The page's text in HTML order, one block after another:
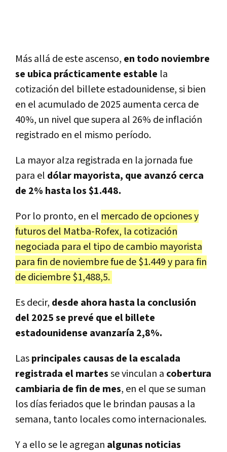
Más allá de este ascenso, en todo noviembre
se ubica prácticamente estable la
cotización del billete estadounidense, si bien
en el acumulado de 2025 aumenta cerca de
40%, un nivel que supera al 26% de inflación
registrado en el mismo período.
La mayor alza registrada en la jornada fue
para el dólar mayorista, que avanzó cerca
de 2% hasta los $1.448.
Por lo pronto, en el mercado de opciones y
futuros del Matba-Rofex, la cotización
negociada para el tipo de cambio mayorista
para fin de noviembre fue de $1.449 y para fin
de diciembre $1,488,5.
Es decir, desde ahora hasta la conclusión
del 2025 se prevé que el billete
estadounidense avanzaría 2,8%.
Lasprincipales causas de la escalada
registrada el martesse vinculan a cobertura
cambiaria de fin de mes, en el que se suman
los días feriados que le brindan pausas a la
semana, tanto locales como internacionales.
Y a ello se le agregan algunas noticias